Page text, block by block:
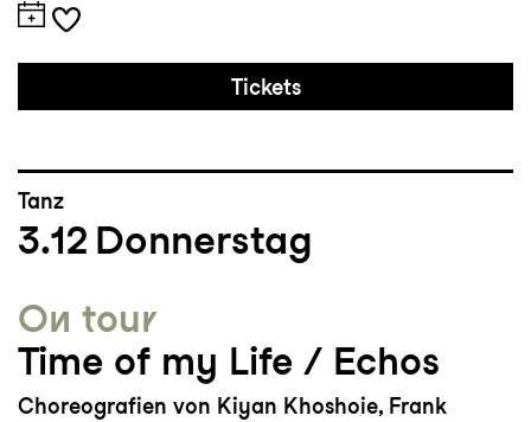
Tickets
Tanz
3.12 Donnerstag
On tour
Time of my Life / Echos
Choreografien von Kiyan Khoshoie, Frank